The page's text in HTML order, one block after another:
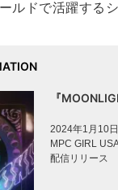
ルドで活躍する
『
2024年1月10日
MPC GIRL
配信リリース